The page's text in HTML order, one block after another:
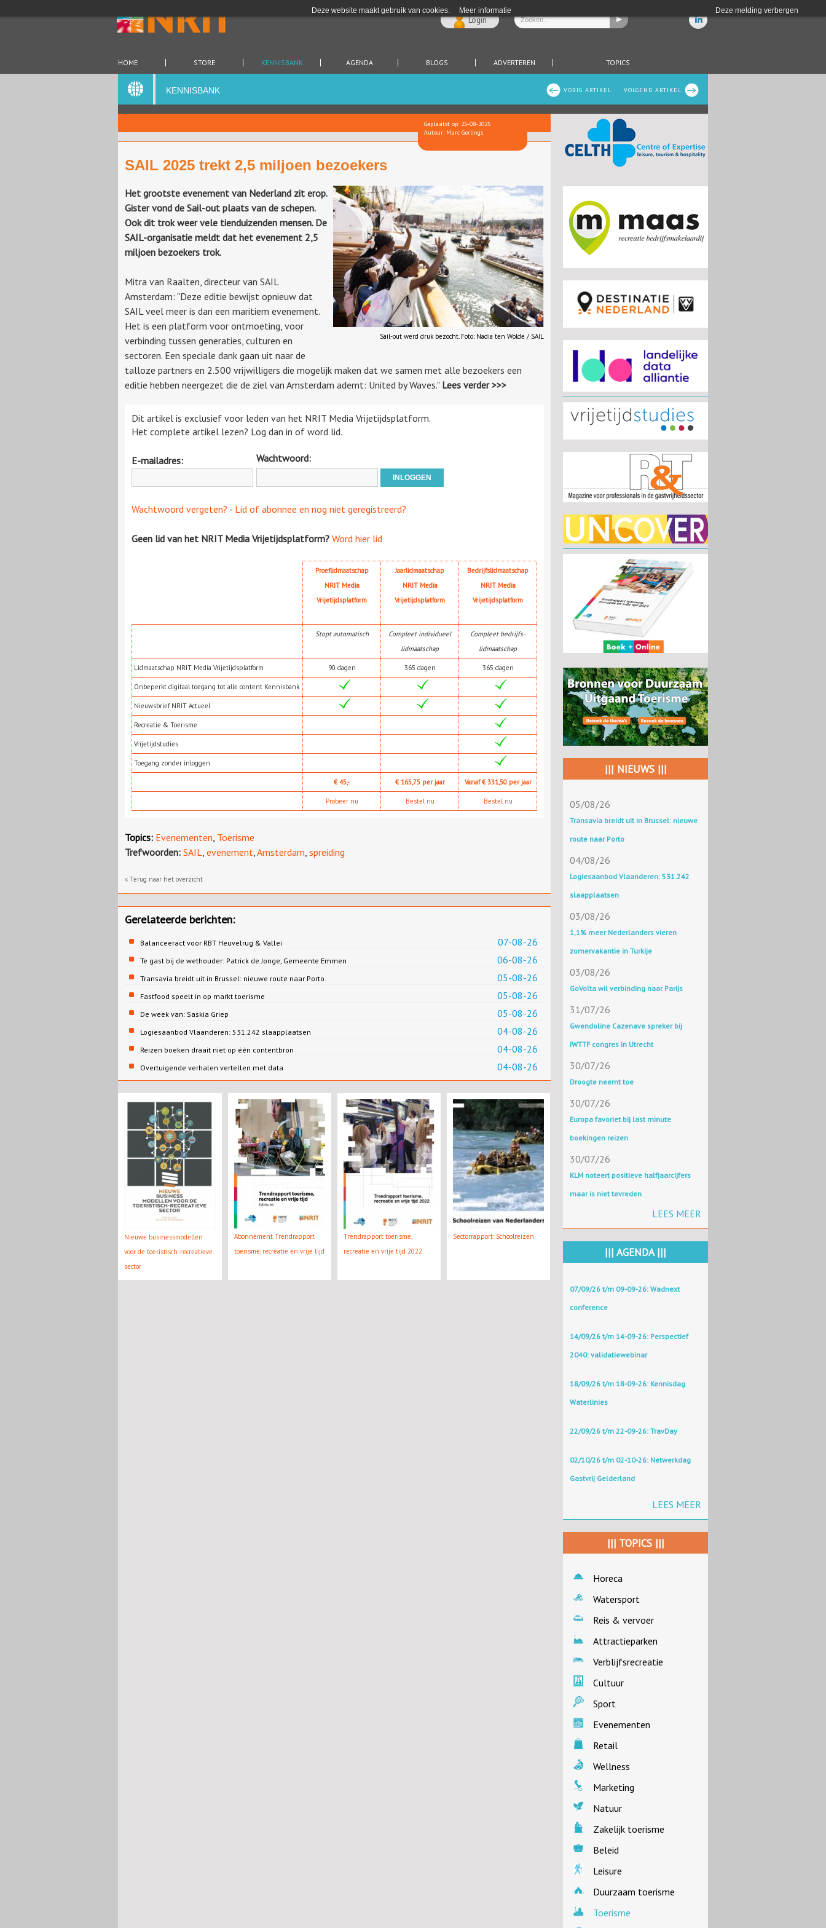
Deze website maakt gebruik van cookies. Meer informatie Deze melding verbergen
Login
HOME STORE KENNISBANK AGENDA BLOGS ADVERTEREN TOPICS
VOLGEND ARTIKEL
VORIG ARTIKEL
KENNISBANK
Geplaatst op: 25-08-2025
Auteur: Marc Gerlings
SAIL 2025 trekt 2,5 miljoen bezoekers
Sail-out werd druk bezocht. Foto: Nadia ten Wolde / SAIL
Het grootste evenement van Nederland zit erop.
Gister vond de Sail-out plaats van de schepen.
Ook dit trok weer vele tienduizenden mensen. De
SAIL-organisatie meldt dat het evenement 2,5
miljoen bezoekers trok.
Mitra van Raalten, directeur van SAIL
Amsterdam: "Deze editie bewijst opnieuw dat
SAIL veel meer is dan een maritiem evenement.
Het is een platform voor ontmoeting, voor
verbinding tussen generaties, culturen en
sectoren. Een speciale dank gaan uit naar de
talloze partners en 2.500 vrijwilligers die mogelijk maken dat we samen met alle bezoekers een
editie hebben neergezet die de ziel van Amsterdam ademt: United by Waves." Lees verder >>>
Dit artikel is exclusief voor leden van het NRIT Media Vrijetijdsplatform.
Het complete artikel lezen? Log dan in of word lid.
E-mailadres: Wachtwoord:
Wachtwoord vergeten? - Lid of abonnee en nog niet geregistreerd?
Geen lid van het NRIT Media Vrijetijdsplatform? Word hier lid
Proeflidmaatschap
NRIT Media
Vrijetijdsplatform
Jaarlidmaatschap
NRIT Media
Vrijetijdsplatform
Bedrijfslidmaatschap
NRIT Media
Vrijetijdsplatform
Stopt automatisch
Compleet individueel
lidmaatschap
Compleet bedrijfs-
lidmaatschap
Lidmaatschap NRIT Media Vrijetijdsplatform 90 dagen 365 dagen 365 dagen
Onbeperkt digitaal toegang tot alle content Kennisbank
Nieuwsbrief NRIT Actueel
Recreatie & Toerisme
Vrijetijdstudies
Toegang zonder inloggen
€ 45,- € 165,75 per jaar Vanaf € 331,50 per jaar
Probeer nu Bestel nu Bestel nu
Topics: Evenementen Toerisme
Trefwoorden: SAIL evenement Amsterdam spreiding
« Terug naar het overzicht
Gerelateerde berichten:
07-08-26
Balanceeract voor RBT Heuvelrug & Vallei
06-08-26
Te gast bij de wethouder: Patrick de Jonge, Gemeente Emmen
05-08-26
Transavia breidt uit in Brussel: nieuwe route naar Porto
05-08-26
Fastfood speelt in op markt toerisme
05-08-26
De week van: Saskia Griep
04-08-26
Logiesaanbod Vlaanderen: 531.242 slaapplaatsen
04-08-26
Reizen boeken draait niet op één contentbron
04-08-26
Overtuigende verhalen vertellen met data
Nieuwe businessmodellen
voor de toeristisch-recreatieve
sector
Abonnement Trendrapport
toerisme, recreatie en vrije tijd
Trendrapport toerisme,
recreatie en vrije tijd 2022
Sectorrapport: Schoolreizen
||| NIEUWS |||
05/08/26
Transavia breidt uit in Brussel: nieuwe
route naar Porto
04/08/26
Logiesaanbod Vlaanderen: 531.242
slaapplaatsen
03/08/26
1,1% meer Nederlanders vieren
zomervakantie in Turkije
03/08/26
GoVolta wil verbinding naar Parijs
31/07/26
Gwendoline Cazenave spreker bij
IWTTF congres in Utrecht
30/07/26
Droogte neemt toe
30/07/26
Europa favoriet bij last minute
boekingen reizen
30/07/26
KLM noteert positieve halfjaarcijfers
maar is niet tevreden
LEES MEER
||| AGENDA |||
07/09/26 t/m 09-09-26: Wadnext
conference
14/09/26 t/m 14-09-26: Perspectief
2040: validatiewebinar
18/09/26 t/m 18-09-26: Kennisdag
Waterlinies
22/09/26 t/m 22-09-26: TravDay
02/10/26 t/m 02-10-26: Netwerkdag
Gastvrij Gelderland
LEES MEER
||| TOPICS |||
Horeca
Watersport
Reis & vervoer
Attractieparken
Verblijfsrecreatie
Cultuur
Sport
Evenementen
Retail
Wellness
Marketing
Natuur
Zakelijk toerisme
Beleid
Leisure
Duurzaam toerisme
Toerisme